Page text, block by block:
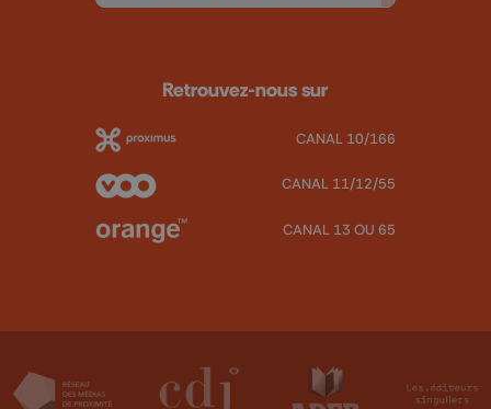
Retrouvez-nous sur
CANAL 10/166
CANAL 11/12/55
CANAL 13 OU 65